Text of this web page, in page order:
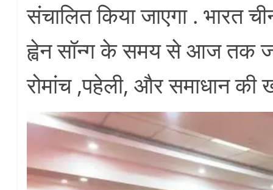
संचालित किया जाएगा . भारत
ह्वेन सॉन्ग के समय से आज तक
रोमांच ,पहेली, और समाधान